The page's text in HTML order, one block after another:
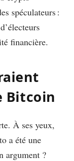
spéculateurs :
financière.
Bitcoin
À ses yeux,
a été une
argument ?